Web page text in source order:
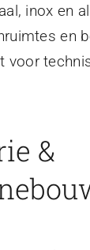
inox en
en
voor
&